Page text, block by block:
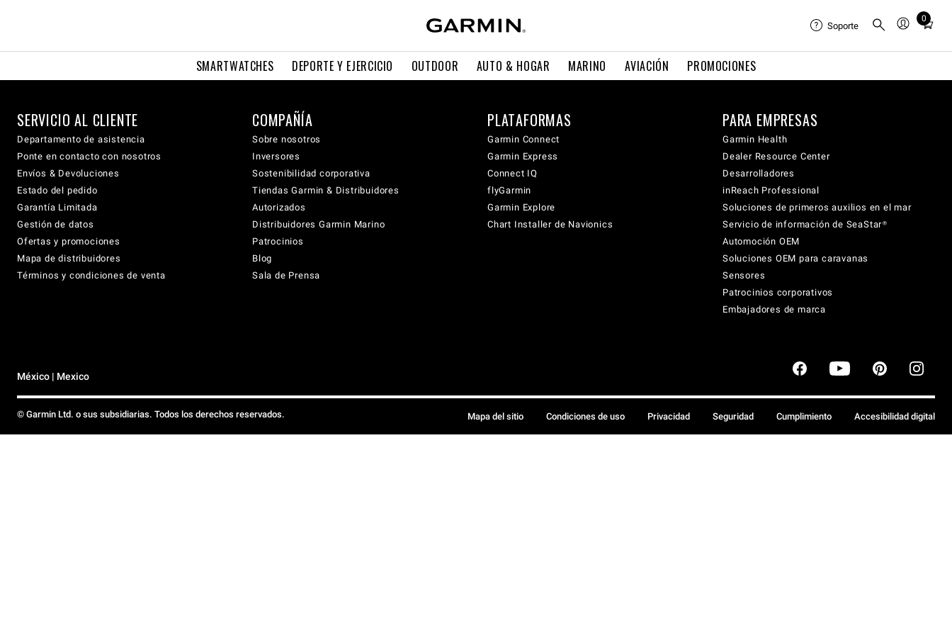
SMARTWATCHES DEPORTE Y EJERCICIO OUTDOOR AUTO & HOGAR MARINO AVIACIÓN PROMOCIONES
Soporte
0
Total
in
SERVICIO AL CLIENTE
Departamento de asistencia
Ponte en contacto con nosotros
Envíos & Devoluciones
Estado del pedido
Garantía Limitada
Gestión de datos
Ofertas y promociones
Mapa de distribuidores
Términos y condiciones de venta
COMPAÑÍA
Sobre nosotros
Inversores
Sostenibilidad corporativa
Tiendas Garmin & Distribuidores
Autorizados
Distribuidores Garmin Marino
Patrocinios
Blog
Sala de Prensa
PLATAFORMAS
Garmin Connect
Garmin Express
Connect IQ
flyGarmin
Garmin Explore
Chart Installer de Navionics
PARA EMPRESAS
Garmin Health
Dealer Resource Center
Desarrolladores
inReach Professional
Soluciones de primeros auxilios en el mar
Servicio de información de SeaStar®
Automoción OEM
Soluciones OEM para caravanas
Sensores
Patrocinios corporativos
Embajadores de marca
México | Mexico
© Garmin Ltd. o sus subsidiarias. Todos los derechos reservados. Mapa del sitio Condiciones de uso Privacidad Seguridad Cumplimiento Accesibilidad digital